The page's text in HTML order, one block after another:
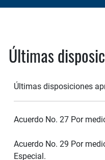
Últimas
Últimas disposiciones
Acuerdo No. 27 Por
Acuerdo No. 29 Por
Especial.